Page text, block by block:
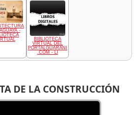
DE LA CONSTRUCCIÓN
-
BIBLIOTECA
VIRTUAL DEL
PORTALGUARANI
.COM - LI